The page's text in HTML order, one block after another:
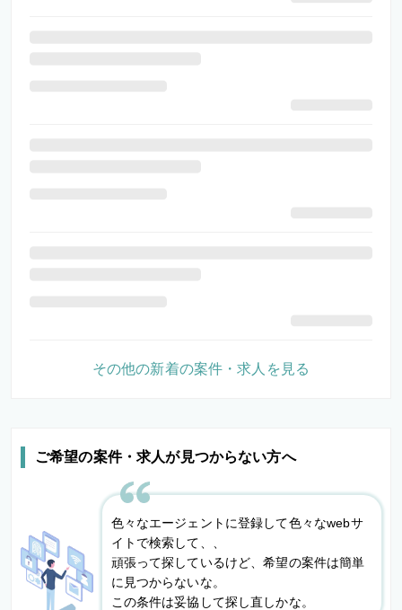
ご希望の案件・求人が見つからない方へ
色々なエージェントに登録して色々なwebサ
イトで検索して、、
頑張って探しているけど、希望の案件は簡単
に見つからないな。
この条件は妥協して探し直しかな。
その他の新着の案件・求人を見る